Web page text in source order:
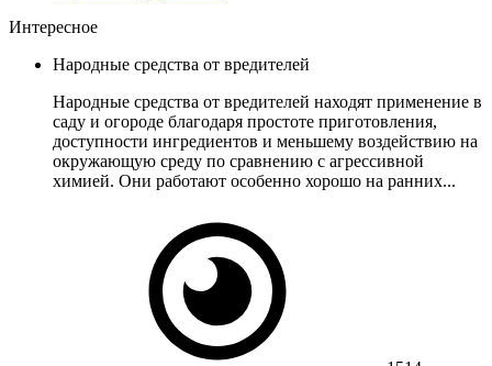
Интересное
Народные средства от вредителей
Народные средства от вредителей находят применение в
саду и огороде благодаря простоте приготовления,
доступности ингредиентов и меньшему воздействию на
окружающую среду по сравнению с агрессивной
химией. Они работают особенно хорошо на ранних...